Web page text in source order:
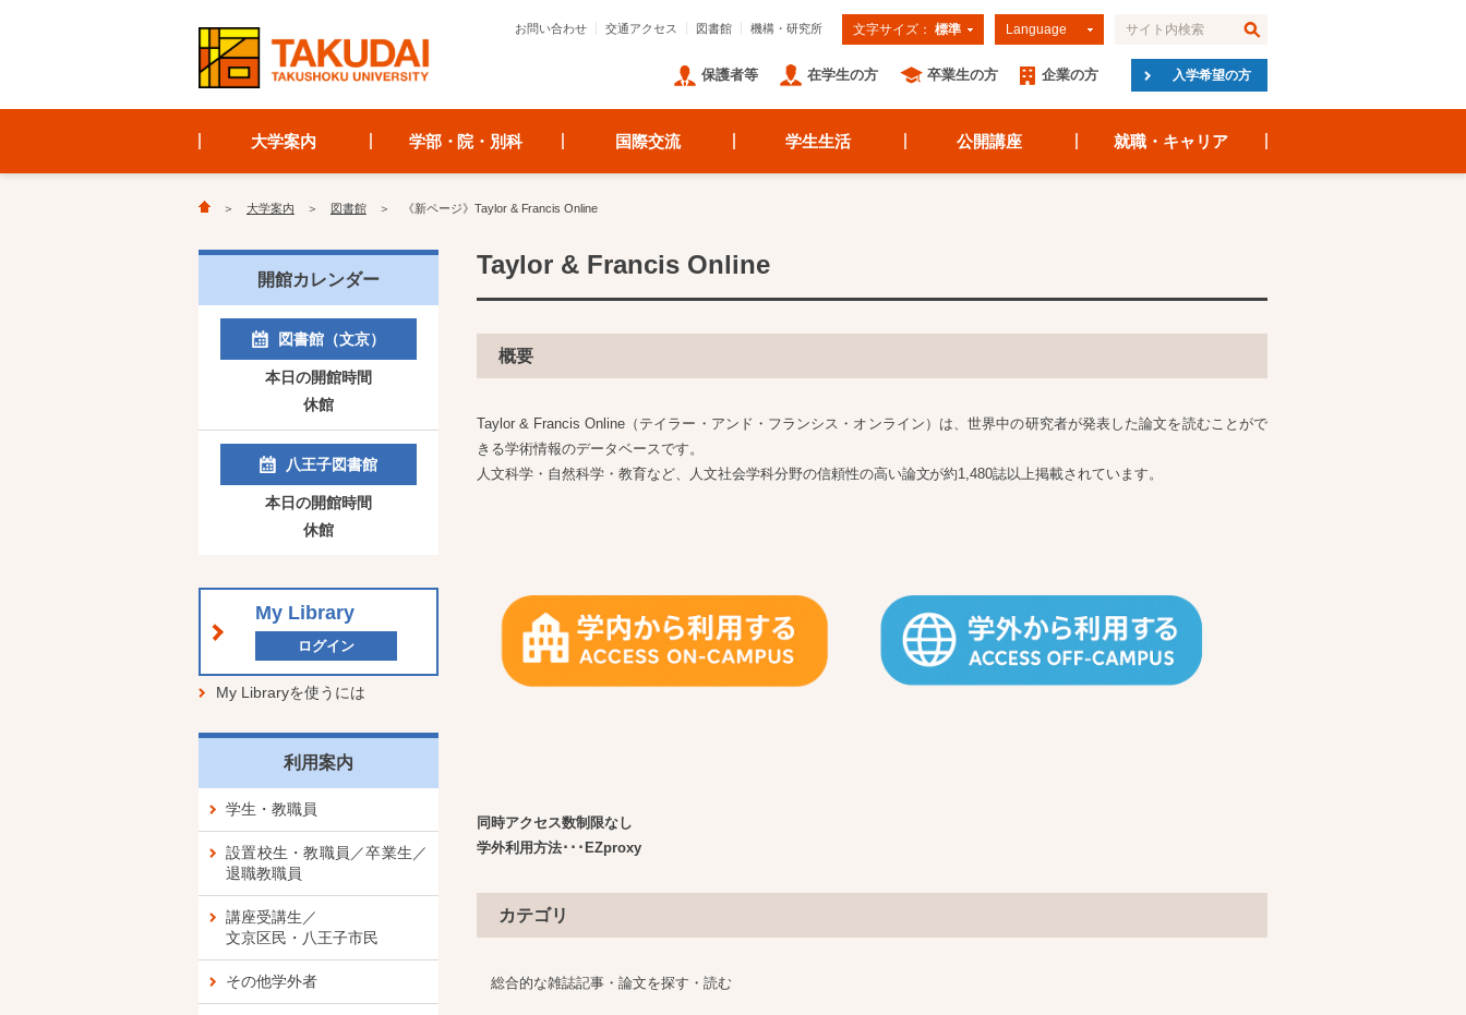
Language
文字サイズ： 標準
お問い合わせ 交通アクセス 図書館 機構・研究所
入学希望の方
保護者等 在学生の方 卒業生の方 企業の方
大学案内 学部・院・別科 国際交流 学生生活 公開講座 就職・キャリア
大学案内 図書館 《新ページ》Taylor & Francis Online
Taylor & Francis Online
概要
Taylor & Francis Online（テイラー・アンド・フランシス・オンライン）は、世界中の研究者が発表した論文を読むことがで
きる学術情報のデータベースです。
人文科学・自然科学・教育など、人文社会学科分野の信頼性の高い論文が約1,480誌以上掲載されています。
同時アクセス数制限なし
学外利用方法･･･EZproxy
カテゴリ
総合的な雑誌記事・論文を探す・読む
開館カレンダー
図書館（文京）
本日の開館時間
休館
八王子図書館
本日の開館時間
休館
My Library
ログイン
My Libraryを使うには
利用案内
学生・教職員
設置校生・教職員／卒業生／
退職教職員
講座受講生／
文京区民・八王子市民
その他学外者